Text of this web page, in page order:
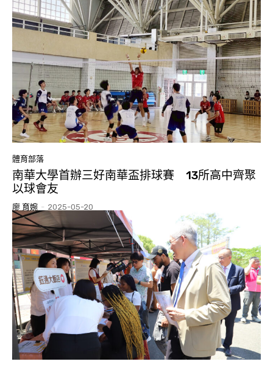
體育部落
南華大學首辦三好南華盃排球賽 13所高中齊聚
以球會友
廖 育婉 - 2025-05-20